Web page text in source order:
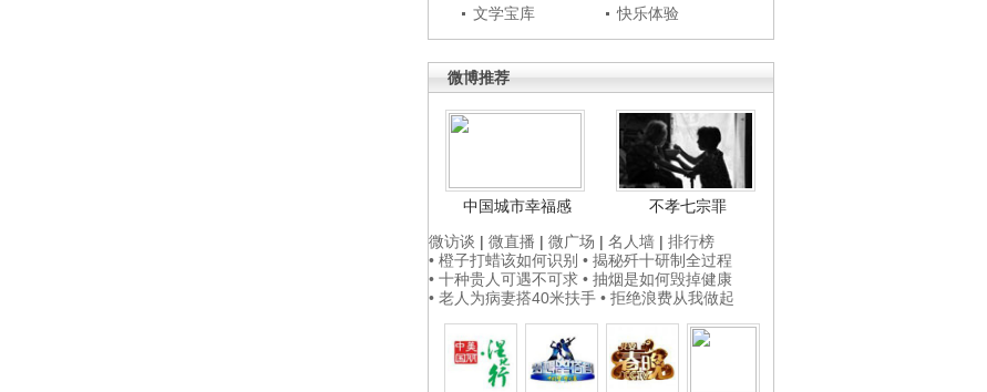
文学宝库
快乐体验
微博推荐
中国城市幸福感
不孝七宗罪
微访谈 | 微直播 | 微广场 | 名人墙 | 排行榜
• 橙子打蜡该如何识别 • 揭秘歼十研制全过程
• 十种贵人可遇不可求 • 抽烟是如何毁掉健康
• 老人为病妻搭40米扶手 • 拒绝浪费从我做起